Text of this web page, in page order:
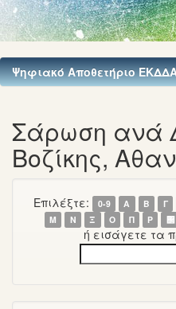
Ψηφιακό Αποθετήριο
Σάρωση ανά
Βοζίκης,
Επιλέξτε: 0-9 Α Β Γ
Μ
Ν Ξ Ο Π Ρ ΢
ή εισάγετε τα